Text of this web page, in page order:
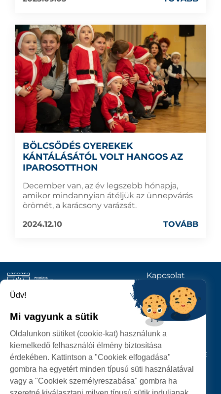
BÖLCSŐDÉS GYEREKEK
KÁNTÁLÁSÁTÓL VOLT HANGOS AZ
IPAROSOTTHON
December van, az év legszebb hónapja,
amikor mindannyian átéljük az ünnepvárás
örömét, a karácsony varázsát.
2024.12.10
TOVÁBB
SZEMÉLYES ADATOK VÉDELME
SZATMÁRNÉMETI
POLGÁRMESTERI HIVATAL
P-ȚA 25 OCTOMBRIE, NR. 1 CORP M, 440026 SATU MARE
Kapcsolat
KÖVESSENEK
Üdv!
Mi vagyunk a sütik
Oldalunkon sütiket (cookie-kat) használunk a
kiemelkedő felhasználói élmény biztosítása
érdekében. Kattintson a "Cookiek elfogadása"
gombra ha egyetért minden típusú süti használatával
vagy a "Cookiek személyreszabása" gombra ha